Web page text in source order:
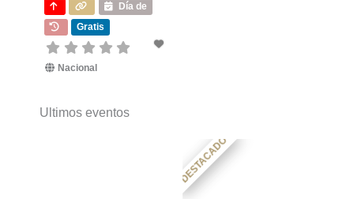
Día de
Gratis
Nacional
Ultimos eventos
DESTACADO